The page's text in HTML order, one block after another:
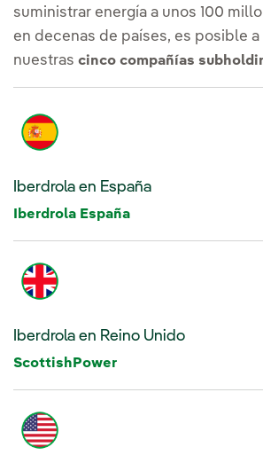
suministrar energía a unos 100
en decenas de países, es posible a
nuestras cinco compañías
Iberdrola en España
Iberdrola España
Iberdrola en Reino Unido
ScottishPower